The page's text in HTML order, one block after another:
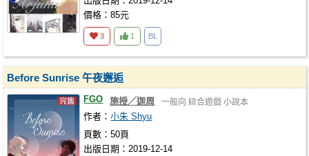
價格：85元
3 1 BL
Before Sunrise 午夜邂逅
FGO 施授／迦周 一般向 綜合遊戲 小說本
作者：小朱 Shyu
頁數：50頁
出版日期：2019-12-14